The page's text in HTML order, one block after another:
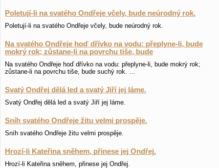
Poletují-li na svatého Ondřeje včely, bude neúrodný rok.
Poletují-li na svatého Ondřeje včely, bude neúrodný rok.
Na svatého Ondřeje hoď dřívko na vodu: přeplyne-li, bude
mokrý rok; zůstane-li na povrchu tiše, bude
Na svatého Ondřeje hoď dřívko na vodu: přeplyne-li, bude mokrý rok;
zůstane-li na povrchu tiše, bude suchý rok. …
Svatý Ondřej dělá led a svatý Jiří jej láme.
Svatý Ondřej dělá led a svatý Jiří jej láme.
Sníh svatého Ondřeje žitu velmi prospěje.
Sníh svatého Ondřeje žitu velmi prospěje.
Hrozí-li Kateřina sněhem, přinese jej Ondřej.
Hrozí-li Kateřina sněhem, přinese jej Ondřej.